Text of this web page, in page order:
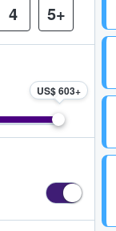
4 5+
US$ 603